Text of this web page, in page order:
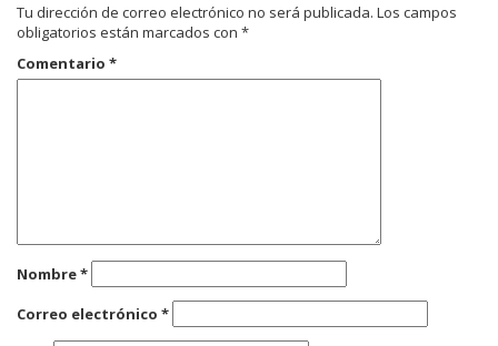
Tu dirección de correo electrónico no será publicada. Los campos
obligatorios están marcados con *
Comentario *
Nombre*
Correo electrónico *